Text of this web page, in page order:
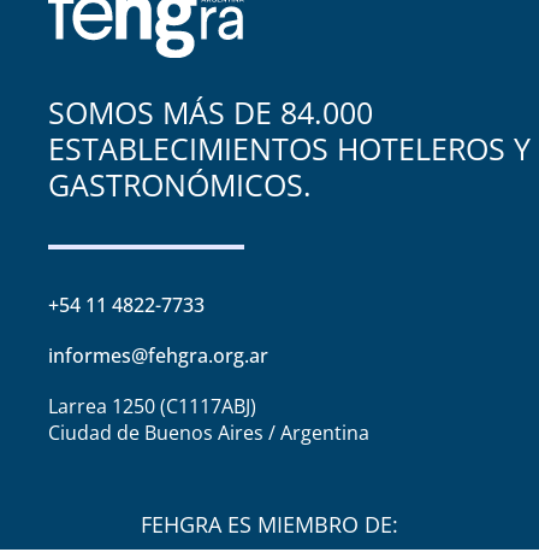
SOMOS MÁS DE 84.000
ESTABLECIMIENTOS HOTELEROS Y
GASTRONÓMICOS.
+54 11 4822-7733
informes@fehgra.org.ar
Larrea 1250 (C1117ABJ)
Ciudad de Buenos Aires / Argentina
FEHGRA ES MIEMBRO DE: